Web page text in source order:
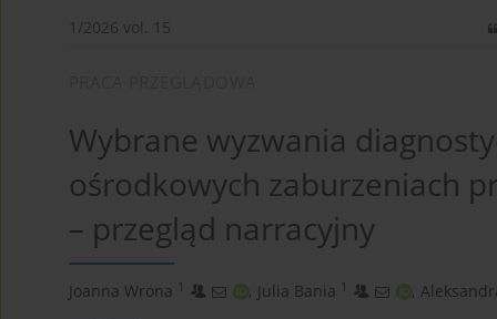
1/2026 vol. 15
Wybrane wyzwania
ośrodkowych zaburzeniach
– przegląd narracyjny
Joanna Wrona 1 , Julia Bania 1 ,